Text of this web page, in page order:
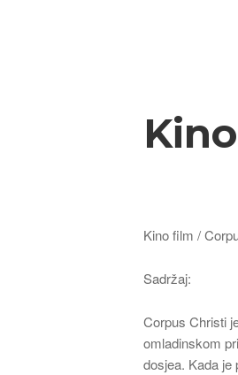
Kino film /
Sadržaj:
Corpus Christi
omladinskom
dosjea. Kada je